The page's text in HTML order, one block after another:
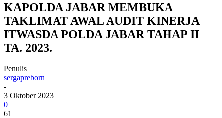
KAPOLDA JABAR MEMBUKA
TAKLIMAT AWAL AUDIT KINERJA
ITWASDA POLDA JABAR TAHAP II
TA. 2023.
Penulis
sergapreborn
-
3 Oktober 2023
0
61